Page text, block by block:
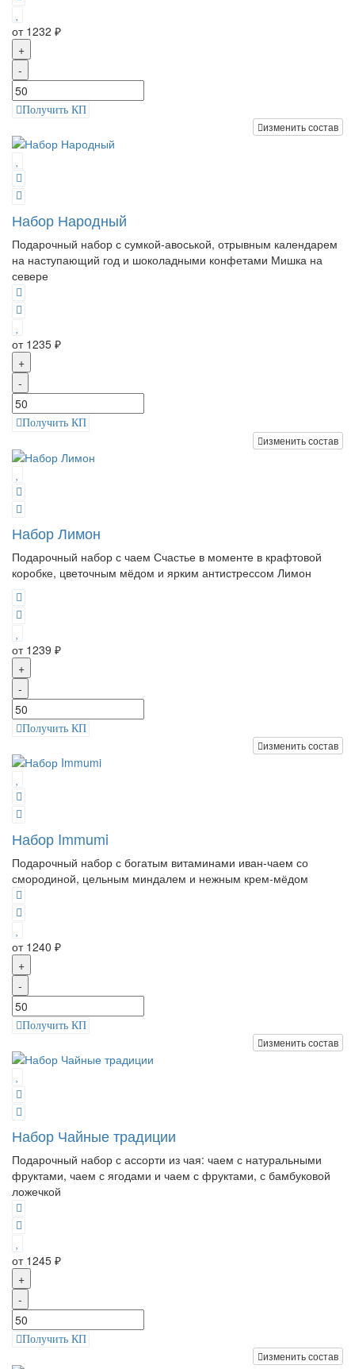
от 1232 ₽
+
-
Получить КП
изменить состав
Набор Народный
Подарочный набор с сумкой-авоськой, отрывным календарем
на наступающий год и шоколадными конфетами Мишка на
севере
от 1235 ₽
+
-
Получить КП
изменить состав
Набор Лимон
Подарочный набор с чаем Счастье в моменте в крафтовой
коробке, цветочным мёдом и ярким антистрессом Лимон
от 1239 ₽
+
-
Получить КП
изменить состав
Набор Immumi
Подарочный набор с богатым витаминами иван-чаем со
смородиной, цельным миндалем и нежным крем-мёдом
от 1240 ₽
+
-
Получить КП
изменить состав
Набор Чайные традиции
Подарочный набор с ассорти из чая: чаем с натуральными
фруктами, чаем с ягодами и чаем с фруктами, с бамбуковой
ложечкой
от 1245 ₽
+
-
Получить КП
изменить состав